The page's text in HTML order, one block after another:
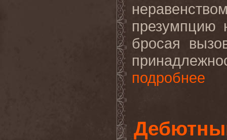
презумпцию
бросая
подробнее